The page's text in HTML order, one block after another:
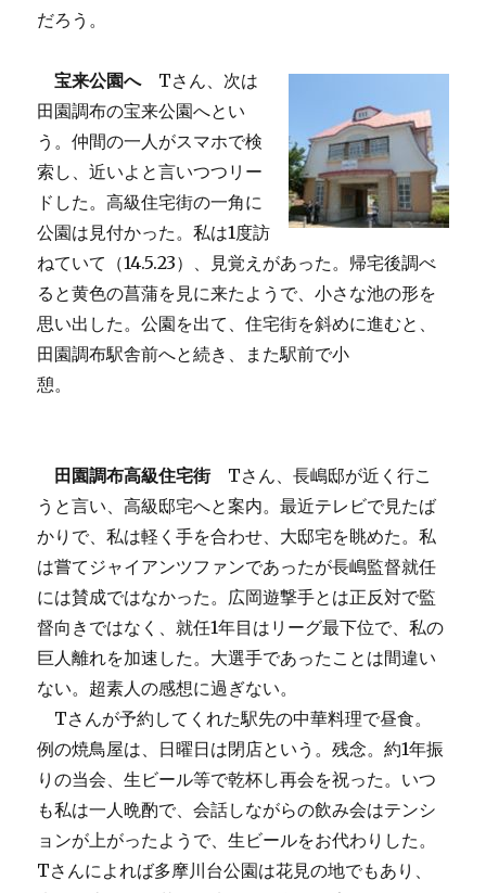
だろう。
宝来公園へTさん、次は
田園調布の宝来公園へとい
う。仲間の一人がスマホで検
索し、近いよと言いつつリー
ドした。高級住宅街の一角に
公園は見付かった。私は1度訪
ねていて（14.5.23）、見覚えがあった。帰宅後調べ
ると黄色の菖蒲を見に来たようで、小さな池の形を
思い出した。公園を出て、住宅街を斜めに進むと、
田園調布駅舎前へと続き、また駅前で小
憩。
田園調布高級住宅街Tさん、長嶋邸が近く行こ
うと言い、高級邸宅へと案内。最近テレビで見たば
かりで、私は軽く手を合わせ、大邸宅を眺めた。私
は嘗てジャイアンツファンであったが長嶋監督就任
には賛成ではなかった。広岡遊撃手とは正反対で監
督向きではなく、就任1年目はリーグ最下位で、私の
巨人離れを加速した。大選手であったことは間違い
ない。超素人の感想に過ぎない。
Tさんが予約してくれた駅先の中華料理で昼食。
例の焼鳥屋は、日曜日は閉店という。残念。約1年振
りの当会、生ビール等で乾杯し再会を祝った。いつ
も私は一人晩酌で、会話しながらの飲み会はテンシ
ョンが上がったようで、生ビールをお代わりした。
Tさんによれば多摩川台公園は花見の地でもあり、